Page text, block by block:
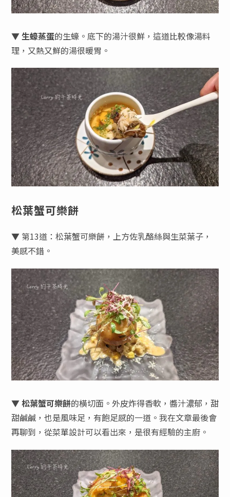
▼生蠔蒸蛋的生蠔。底下的湯汁很鮮，這道比較像湯料
理，又熱又鮮的湯很暖胃。
松葉蟹可樂餅
▼ 第13道：松葉蟹可樂餅，上方佐乳酪絲與生菜葉子，
美感不錯。
▼松葉蟹可樂餅的橫切面。外皮炸得香軟，醬汁濃郁，甜
甜鹹鹹，也是風味足，有飽足感的一道。我在文章最後會
再聊到，從菜單設計可以看出來，是很有經驗的主廚。